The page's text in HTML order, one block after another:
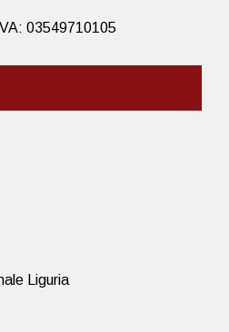
03549710105
Liguria